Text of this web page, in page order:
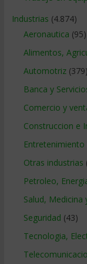
Industrias (4.874)
Aeronautica (95)
Alimentos,
Automotriz(379)
Banca y
Comercio y
Construccion e
Entretenimiento
Otras industrias
Petroleo,
Salud, Medicina
Seguridad (43)
Tecnologia,